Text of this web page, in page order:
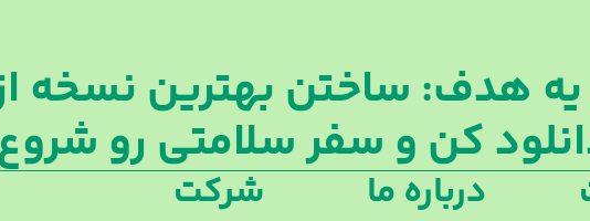
هدف: ساختن بهترین نسخه
کن و سفر سلامتی رو
درباره ما شرکت